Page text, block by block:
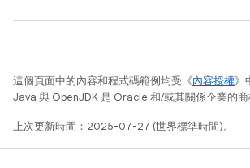
這個頁面中的內容和程式碼範例均受《內容授權》
Java 與 OpenJDK 是 Oracle 和/或其關係企業的商
上次更新時間：2025-07-27 (世界標準時間)。